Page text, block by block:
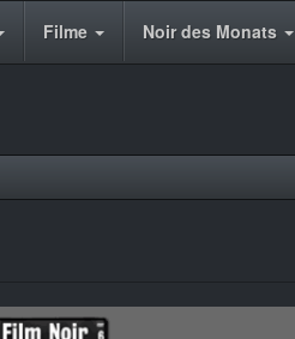
Filme Noir des Monats